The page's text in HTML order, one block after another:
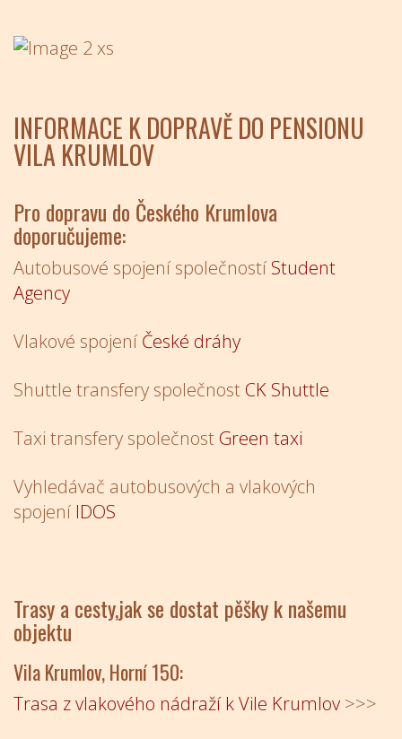
INFORMACE K DOPRAVĚ DO PENSIONU
VILA KRUMLOV
Pro dopravu do Českého Krumlova
doporučujeme:
Autobusové spojení společností Student
Agency
Vlakové spojení České dráhy
Shuttle transfery společnost CK Shuttle
Taxi transfery společnost Green taxi
Vyhledávač autobusových a vlakových
spojení IDOS
Trasy a cesty,jak se dostat pěšky k našemu
objektu
Vila Krumlov, Horní 150:
Trasa z vlakového nádraží k Vile Krumlov >>>